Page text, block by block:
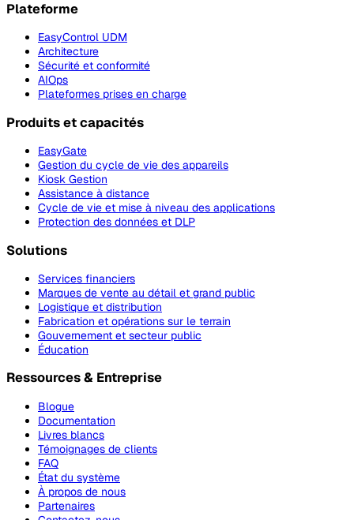
Plateforme
EasyControl UDM
Architecture
Sécurité et conformité
AIOps
Plateformes prises en charge
Produits et capacités
EasyGate
Gestion du cycle de vie des appareils
Kiosk Gestion
Assistance à distance
Cycle de vie et mise à niveau des applications
Protection des données et DLP
Solutions
Services financiers
Marques de vente au détail et grand public
Logistique et distribution
Fabrication et opérations sur le terrain
Gouvernement et secteur public
Éducation
Ressources & Entreprise
Blogue
Documentation
Livres blancs
Témoignages de clients
FAQ
État du système
À propos de nous
Partenaires